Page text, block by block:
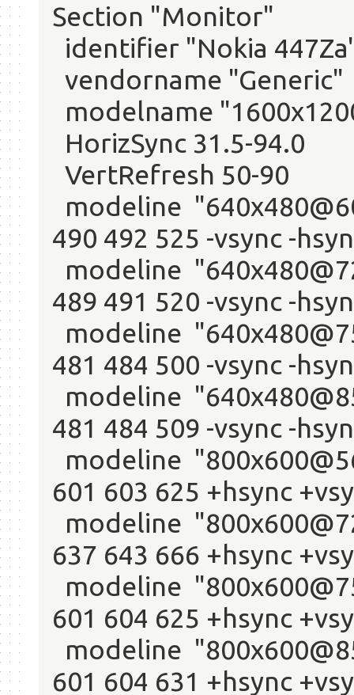
Section "Monitor"
identifier "Nokia
vendorname "Generic"
modelname
HorizSync 31.5-94.0
VertRefresh 50-90
modeline
490 492 525 -vsync -
modeline
489 491 520 -vsync -
modeline
481 484 500 -vsync -
modeline
481 484 509 -vsync -
modeline
601 603 625 +hsync
modeline
637 643 666 +hsync
modeline
601 604 625 +hsync
modeline
601 604 631 +hsync